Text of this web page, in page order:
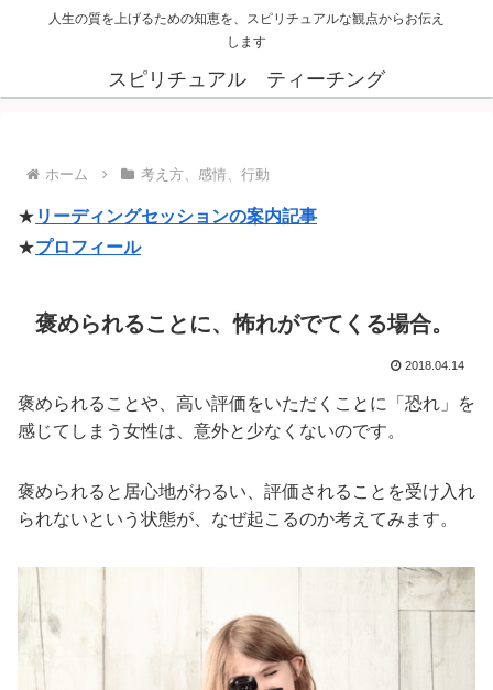
人生の質を上げるための知恵を、スピリチュアルな観点からお伝え
します
スピリチュアル ティーチング
ホーム 考え方、感情、行動
★ リーディングセッションの案内記事
★プロフィール
褒められることに、怖れがでてくる場合。
2018.04.14
褒められることや、高い評価をいただくことに「恐れ」を
感じてしまう女性は、意外と少なくないのです。
褒められると居心地がわるい、評価されることを受け入れ
られないという状態が、なぜ起こるのか考えてみます。